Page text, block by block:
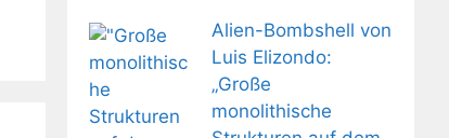
Alien-Bombshell von
Luis Elizondo:
„Große
monolithische